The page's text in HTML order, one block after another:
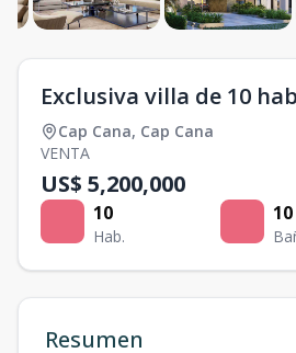
Exclusiva villa de 10
Cap Cana, Cap Cana
VENTA
US$ 5,200,000
10
Hab.
10
Resumen